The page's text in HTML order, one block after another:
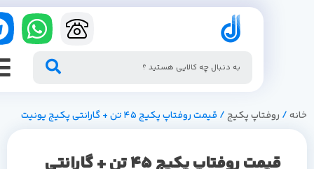
/روفتاپ پکیج/ قیمت روفتاپ پکیج 45 تن + گارانتی پکیج یونیت